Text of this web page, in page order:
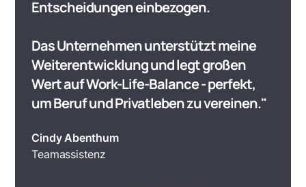
Entscheidungen einbezogen.
Das Unternehmen unterstützt meine
Weiterentwicklung und legt großen
Wert auf Work-Life-Balance - perfekt,
um Beruf und Privatleben zu vereinen."
Cindy Abenthum
Teamassistenz